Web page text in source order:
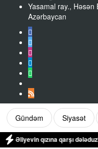
Yasamal ray., Həsən
Azərbaycan
Gündəm Siyasət
qızına qarşı dələduzluq